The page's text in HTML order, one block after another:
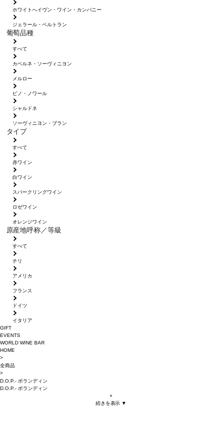
ホワイトへイヴン・ワイン・カンパニー
ジェラール・ベルトラン
葡萄品種
すべて
カベルネ・ソーヴィニヨン
メルロー
ピノ・ノワール
シャルドネ
ソーヴィニヨン・ブラン
タイプ
すべて
赤ワイン
白ワイン
スパークリングワイン
ロゼワイン
オレンジワイン
原産地呼称／等級
すべて
チリ
アメリカ
フランス
ドイツ
イタリア
GIFT
EVENTS
WORLD WINE BAR
HOME
>
全商品
>
D.O.P.- ボランディン
D.O.P.- ボランディン
×
続きを表示 ▼